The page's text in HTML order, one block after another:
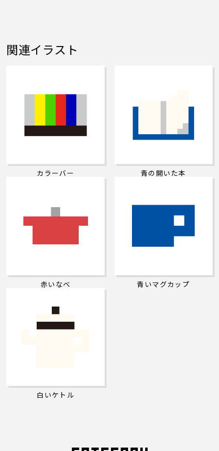
関連イラスト
カラーバー 青の開いた本
赤いなべ 青いマグカップ
白いケトル